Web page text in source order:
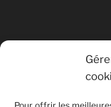
© Copyright